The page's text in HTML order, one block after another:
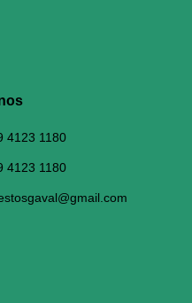
4123 1180
4123 1180